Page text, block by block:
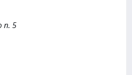
n. 5